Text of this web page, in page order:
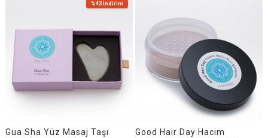
Gua Sha Yüz Masaj Taşı
%43 İndirim
Good Hair Day Hacim